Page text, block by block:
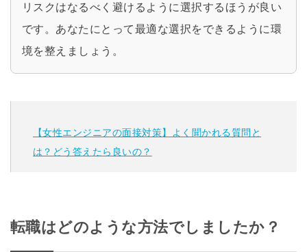
リスクはなるべく避けるように選択するほうが良い
です。あなたにとって最適な選択をできるように環
境を整えましょう。
【女性エンジニアの面接対策】よく聞かれる質問と
は？どう答えたら良いの？
転職はどのような方法でしましたか？